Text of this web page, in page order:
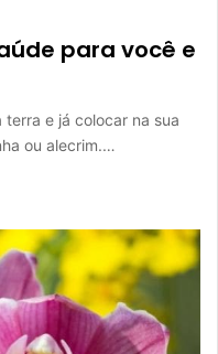
para você e
e já colocar na sua
ou alecrim.…